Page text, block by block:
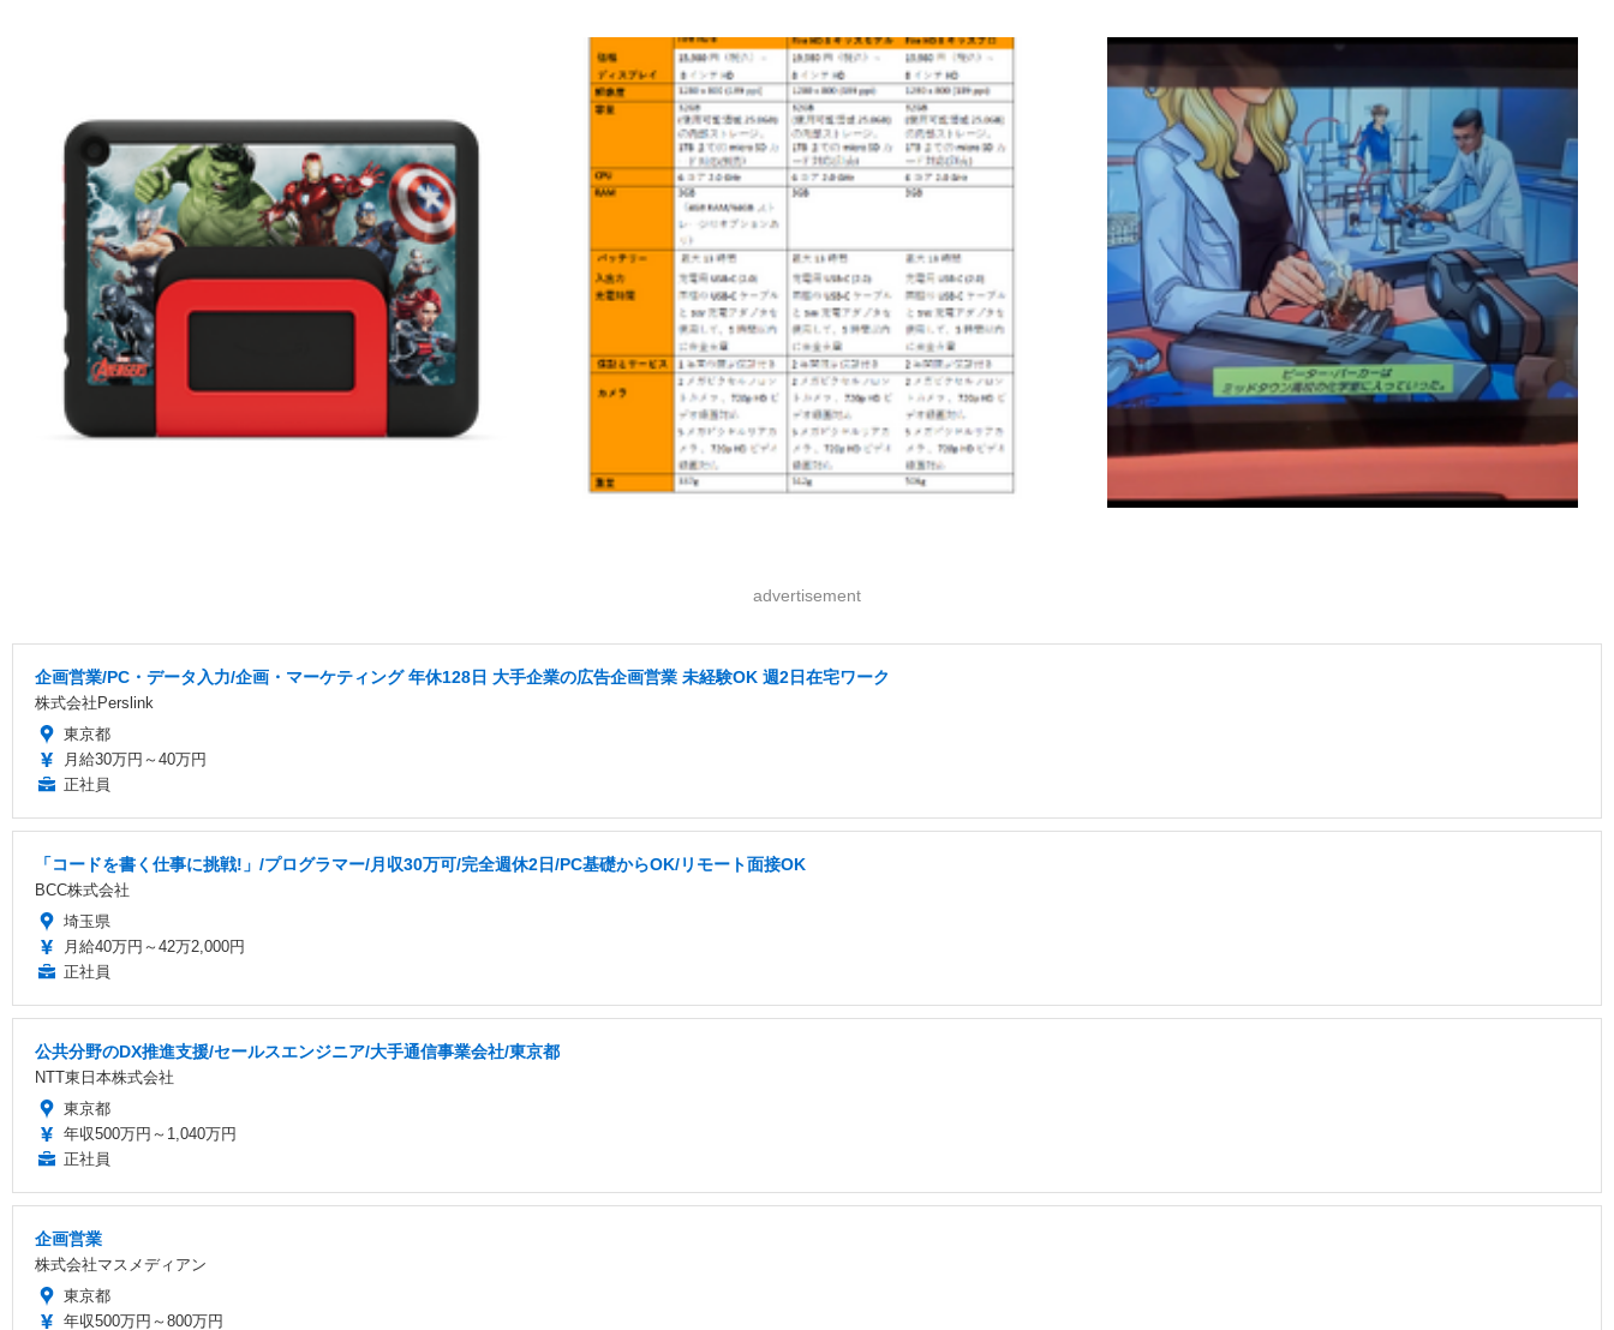
advertisement
企画営業/PC・データ入力/企画・マーケティング 年休128日 大手企業の広告企画営業 未経験OK 週2日在宅ワーク
株式会社Perslink
東京都
月給30万円～40万円
正社員
「コードを書く仕事に挑戦!」/プログラマー/月収30万可/完全週休2日/PC基礎からOK/リモート面接OK
BCC株式会社
埼玉県
月給40万円～42万2,000円
正社員
公共分野のDX推進支援/セールスエンジニア/大手通信事業会社/東京都
NTT東日本株式会社
東京都
年収500万円～1,040万円
正社員
企画営業
株式会社マスメディアン
東京都
年収500万円～800万円